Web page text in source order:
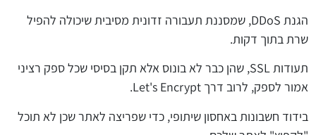
הגנת DDoS, שמסננת תעבורה זדונית מסיבית שיכולה להפיל
שרת בתוך דקות.
תעודות SSL, שהן כבר לא בונוס אלא תקן בסיסי שכל ספק רציני
אמור לספק, לרוב דרך Let's Encrypt.
בידוד חשבונות באחסון שיתופי, כדי שפריצה לאתר שכן לא תוכל